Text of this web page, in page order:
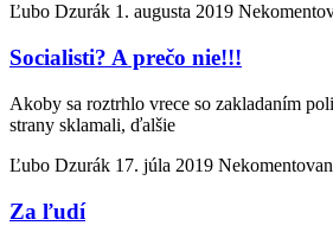
Ľubo Dzurák 1. augusta 2019
Socialisti? A prečo nie!!!
Akoby sa roztrhlo vrece so zakladaním
strany sklamali, ďalšie
Ľubo Dzurák 17. júla 2019
Za ľudí